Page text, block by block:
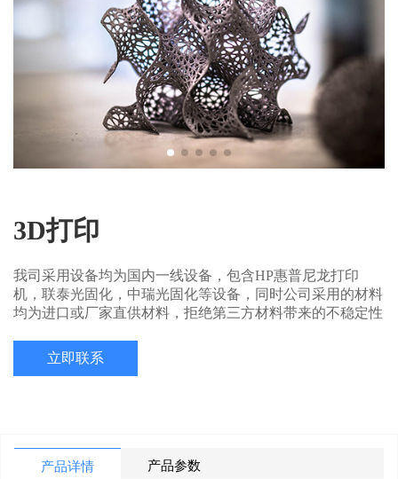
3D打印
我司采用设备均为国内一线设备，包含HP惠普尼龙打印
机，联泰光固化，中瑞光固化等设备，同时公司采用的材料
均为进口或厂家直供材料，拒绝第三方材料带来的不稳定性
立即联系
产品详情 产品参数